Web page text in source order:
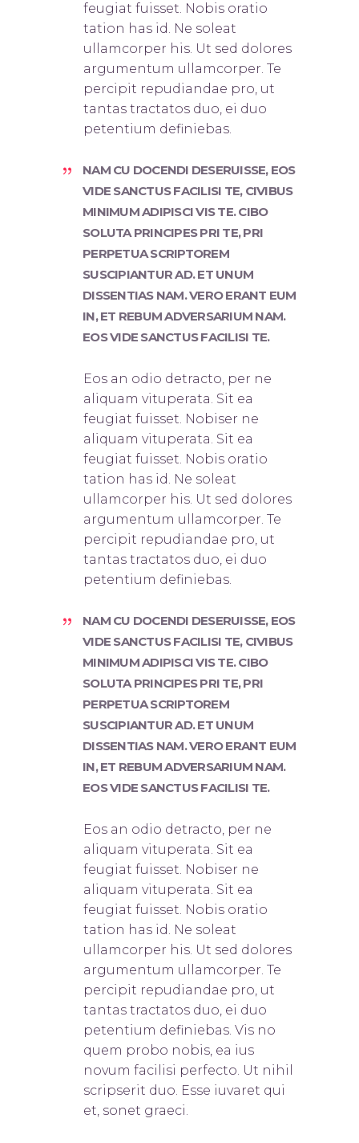
feugiat fuisset. Nobis oratio
tation has id. Ne soleat
ullamcorper his. Ut sed dolores
argumentum ullamcorper. Te
percipit repudiandae pro, ut
tantas tractatos duo, ei duo
petentium definiebas.
NAM CU DOCENDI DESERUISSE, EOS
VIDE SANCTUS FACILISI TE, CIVIBUS
MINIMUM ADIPISCI VIS TE. CIBO
SOLUTA PRINCIPES PRI TE, PRI
PERPETUA SCRIPTOREM
SUSCIPIANTUR AD. ET UNUM
DISSENTIAS NAM. VERO ERANT EUM
IN, ET REBUM ADVERSARIUM NAM.
EOS VIDE SANCTUS FACILISI TE.
Eos an odio detracto, per ne
aliquam vituperata. Sit ea
feugiat fuisset. Nobiser ne
aliquam vituperata. Sit ea
feugiat fuisset. Nobis oratio
tation has id. Ne soleat
ullamcorper his. Ut sed dolores
argumentum ullamcorper. Te
percipit repudiandae pro, ut
tantas tractatos duo, ei duo
petentium definiebas.
NAM CU DOCENDI DESERUISSE, EOS
VIDE SANCTUS FACILISI TE, CIVIBUS
MINIMUM ADIPISCI VIS TE. CIBO
SOLUTA PRINCIPES PRI TE, PRI
PERPETUA SCRIPTOREM
SUSCIPIANTUR AD. ET UNUM
DISSENTIAS NAM. VERO ERANT EUM
IN, ET REBUM ADVERSARIUM NAM.
EOS VIDE SANCTUS FACILISI TE.
Eos an odio detracto, per ne
aliquam vituperata. Sit ea
feugiat fuisset. Nobiser ne
aliquam vituperata. Sit ea
feugiat fuisset. Nobis oratio
tation has id. Ne soleat
ullamcorper his. Ut sed dolores
argumentum ullamcorper. Te
percipit repudiandae pro, ut
tantas tractatos duo, ei duo
petentium definiebas. Vis no
quem probo nobis, ea ius
novum facilisi perfecto. Ut nihil
scripserit duo. Esse iuvaret qui
et, sonet graeci.